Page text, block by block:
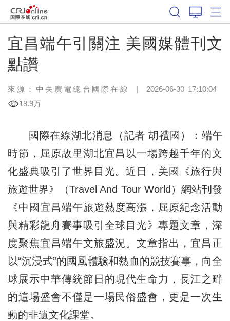
宜昌端午引關注 美國媒體刊文
點讚
來源：中央廣電總台國際在線 | 2026-06-30 17:10:04
18.9万
國際在線湖北消息（記者 胡禮國）：端午
時節，屈原故里湖北宜昌以一場跨越千年的文
化盛典吸引了世界目光。近日，美國《旅行與
旅遊世界》（Travel And Tour World）網站刊發
《中國宜昌端午旅遊熱度高漲，屈原紀念活動
與精彩龍舟賽事吸引全球目光》專題文章，深
度聚焦宜昌端午文旅盛況。文章指出，宜昌正
以“沉浸式”的國風體驗和熱血的競技賽事，向全
球展示中華傳統節日的現代生命力，長江之畔
的這場盛會不僅是一場民俗盛會，更是一次生
動的非遺文化課堂。